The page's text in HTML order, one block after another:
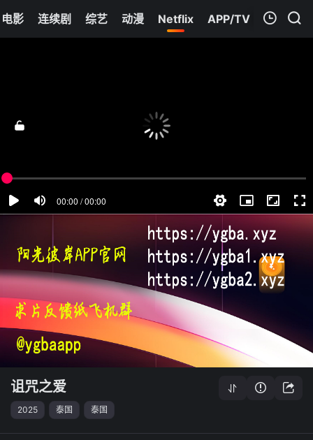
电影 连续剧 综艺 动漫 Netflix APP/TV
诅咒之爱
2025 泰国 泰国